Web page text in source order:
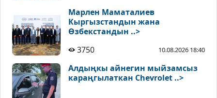
Марлен Маматалиев
Кыргызстандын жана
Өзбекстандын ..>
3750
10.08.2026 18:40
Алдыңкы айнегин мыйзамсыз
караңгылаткан Chevrolet ..>